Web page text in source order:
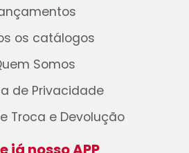
os catálogos
Somos
de Privacidade
Troca e Devolução